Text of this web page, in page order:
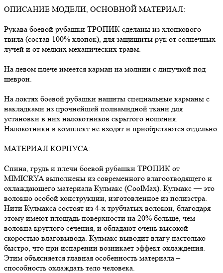
ОПИСАНИЕ МОДЕЛИ, ОСНОВНОЙ МАТЕРИАЛ:
Рукава боевой рубашки ТРОПИК сделаны из хлопкового
твила (состав 100% хлопок), для защищиты рук от солнечных
лучей и от мелких механических травм.
На левом плече имеется карман на молнии с липучкой под
шеврон.
На локтях боевой рубашки нашиты специальные карманы с
накладками из прочнейшей полиамидной ткани для
установки в них налокотников скрытого ношения.
Налокотники в комплект не входят и приобретаются отдельно.
МАТЕРИАЛ КОРПУСА:
Спина, грудь и плечи боевой рубашки ТРОПИК от
MIMICRYA выполнены из современного влагоотводящего и
охлаждающего материала Кулмакс (CoolMax). Кулмакс — это
волокно особой конструкции, изготовленное из полиэстра.
Нити Кулмакса состоят из 4-х трубчатых волокон, благодаря
этому имеют площадь поверхности на 20% больше, чем
волокна круглого сечения, и обладают очень высокой
скоростью влаговывода. Кулмакс выводит влагу настолько
быстро, что при испарении возникает эффект охлаждения.
Этим объясняется главная особенность материала –
способность охлаждать тело человека.